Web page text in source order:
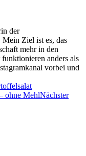
der
Ziel ist es, das
mehr in den
anders als
vorbei und
ohne MehlNächster